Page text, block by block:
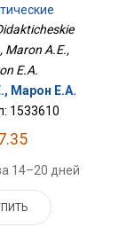
Maron A.E.,
E.A.
Марон Е.А.
1533610
14–20 дней